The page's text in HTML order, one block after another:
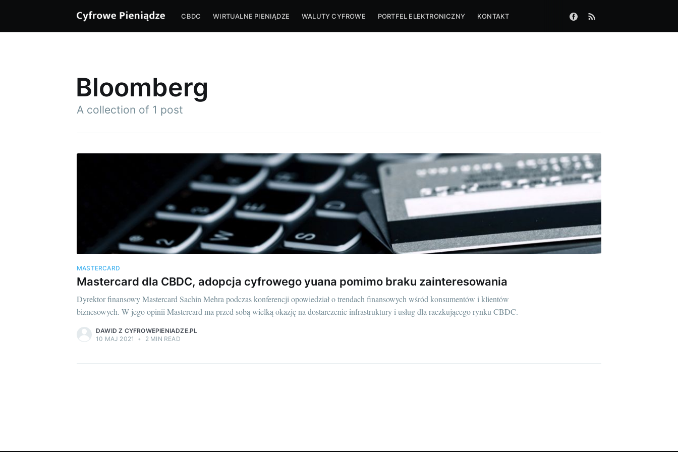
CBDC WIRTUALNE PIENIĄDZE WALUTY CYFROWE PORTFEL ELEKTRONICZNY KONTAKT
Bloomberg
A collection of 1 post
MASTERCARD
Mastercard dla CBDC, adopcja cyfrowego yuana pomimo braku zainteresowania
Dyrektor finansowy Mastercard Sachin Mehra podczas konferencji opowiedział o trendach finansowych wśród konsumentów i klientów
biznesowych. W jego opinii Mastercard ma przed sobą wielką okazję na dostarczenie infrastruktury i usług dla raczkującego rynku CBDC.
DAWID Z CYFROWEPIENIADZE.PL
10 MAJ 2021
• 2 MIN READ